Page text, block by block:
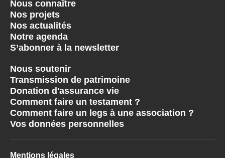
Nous connaître
Nos projets
Nos actualités
Notre agenda
S’abonner à la newsletter
Nous soutenir
Transmission de patrimoine
Donation d'assurance vie
Comment faire un testament ?
Comment faire un legs à une association ?
Vos données personnelles
Mentions légales